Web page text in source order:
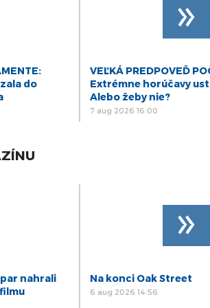
do
VEĽKÁ PREDPOVEĎ
Extrémne horúčavy
Alebo žeby nie?
7 aug 2026 16:00
»
nahrali
Na konci Oak Street
6 aug 2026 14:56
»